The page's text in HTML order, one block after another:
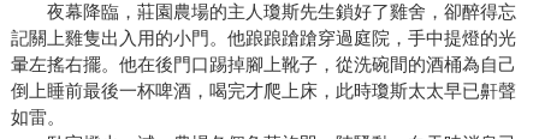
夜幕降臨，莊園農場的主人瓊斯先生鎖好了雞舍，卻醉得忘
記關上雞隻出入用的小門。他踉踉蹌蹌穿過庭院，手中提燈的光
暈左搖右擺。他在後門口踢掉腳上靴子，從洗碗間的酒桶為自己
倒上睡前最後一杯啤酒，喝完才爬上床，此時瓊斯太太早已鼾聲
如雷。